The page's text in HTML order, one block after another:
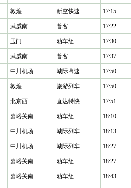
敦煌 新空快速 17:15
武威南 普客 17:22
玉门 动车组 17:30
武威南 普客 17:37
中川机场 城际高速 17:50
敦煌 旅游列车 17:50
北京西 直达特快 17:51
嘉峪关南 动车组 18:10
中川机场 城际列车 18:13
中川机场 城际列车 18:27
嘉峪关南 动车组 18:27
嘉峪关南 动车组 18:43